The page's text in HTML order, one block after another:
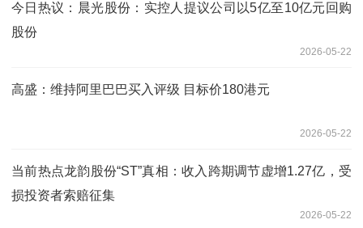
今日热议：晨光股份：实控人提议公司以5亿至10亿元回购
股份
2026-05-22
高盛：维持阿里巴巴买入评级 目标价180港元
2026-05-22
当前热点龙韵股份“ST”真相：收入跨期调节虚增1.27亿，受
损投资者索赔征集
2026-05-22